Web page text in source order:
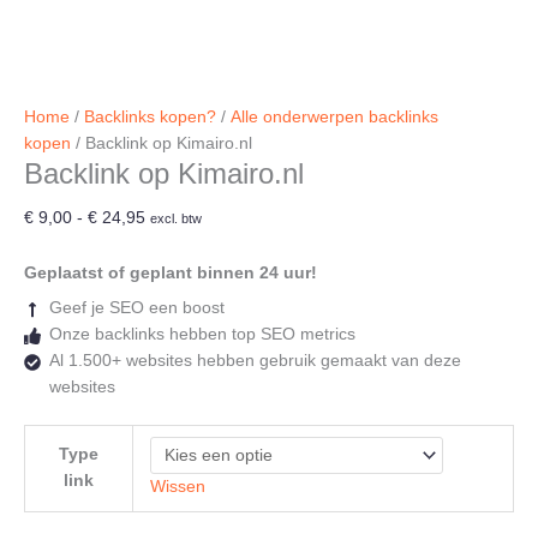
Home / Backlinks kopen? / Alle onderwerpen backlinks
kopen / Backlink op Kimairo.nl
Backlink op Kimairo.nl
€ 9,00 - € 24,95Prijsklasse:
tot
excl. btw
Geplaatst of geplant binnen 24 uur!
Geef je SEO een boost
Onze backlinks hebben top SEO metrics
Al 1.500+ websites hebben gebruik gemaakt van deze
websites
Type
link
Wissen